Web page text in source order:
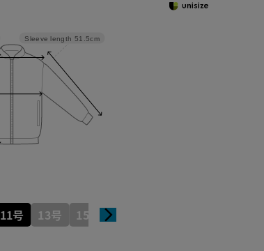
Sleeve length 51.5cm
11号 13号 15号